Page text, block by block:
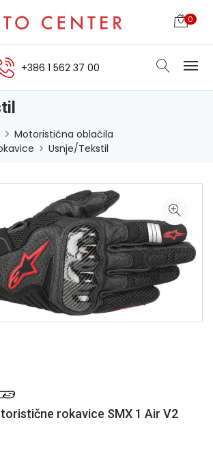
0
+386 1 562 37 00
Motoristična oblačila
Usnje/Tekstil
rokavice SMX 1 Air V2